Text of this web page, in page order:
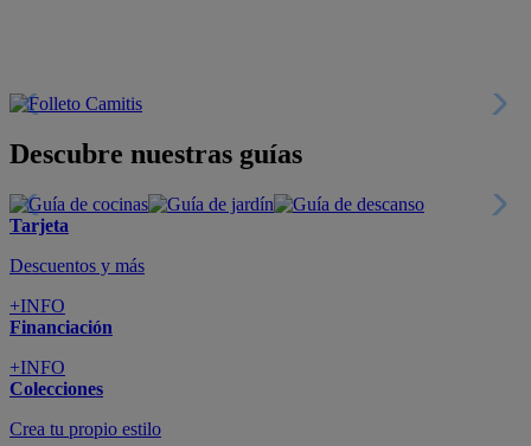
Descubre nuestras guías
Tarjeta
Descuentos y más
+INFO
Financiación
+INFO
Colecciones
Crea tu propio estilo